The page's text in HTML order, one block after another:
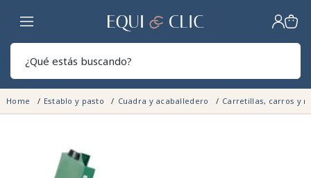
Hogar
Home Establo y pasto Cuadra y acaballedero Carretillas, carros y